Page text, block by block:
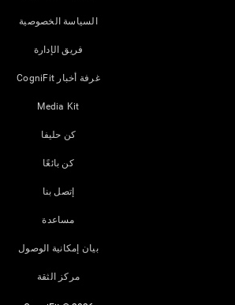
السياسة الخصوصية
فريق الإدارة
غرفة أخبار CogniFit
Media Kit
كن حليفا
كن بائعًا
إتصل بنا
مساعدة
بيان إمكانية الوصول
مركز الثقة